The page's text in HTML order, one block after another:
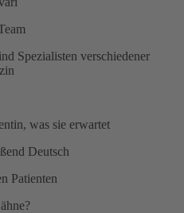
Spezialisten verschiedener
was sie erwartet
Deutsch